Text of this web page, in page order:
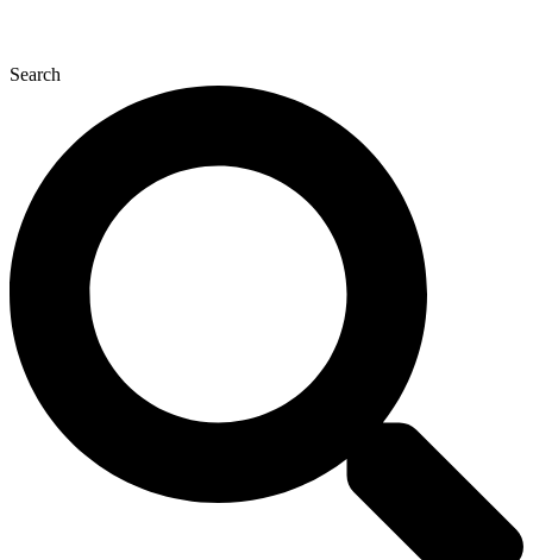
Search